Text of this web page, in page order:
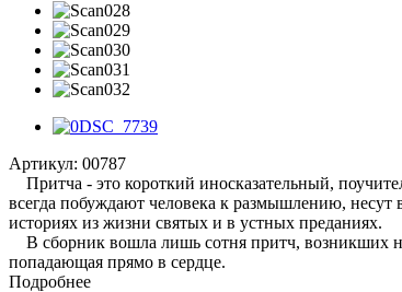
Артикул: 00787
Притча - это короткий иносказательный,
всегда побуждают человека к размышлению, несут
историях из жизни святых и в устных преданиях.
В сборник вошла лишь сотня притч, возникших
попадающая прямо в сердце.
Подробнее